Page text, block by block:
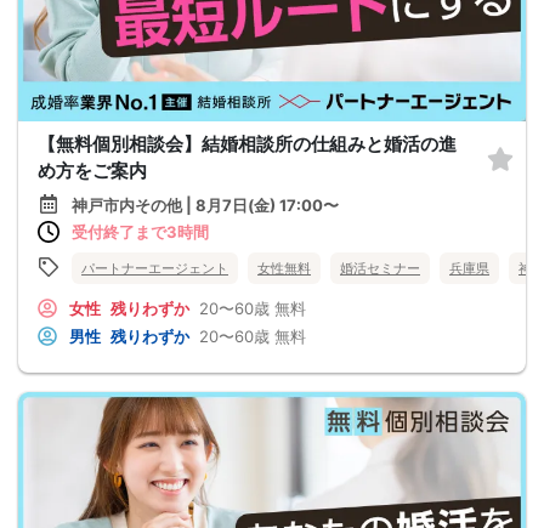
【無料個別相談会】結婚相談所の仕組みと婚活の進
め方をご案内
神戸市内その他 | 8月7日(金) 17:00〜
受付終了まで3時間
パートナーエージェント 女性無料 婚活セミナー 兵庫県 神
女性 残りわずか 20〜60歳 無料
男性 残りわずか 20〜60歳 無料